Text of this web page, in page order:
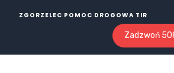
ZGORZELEC POMOC DROGOWA TIR
Zadzwoń